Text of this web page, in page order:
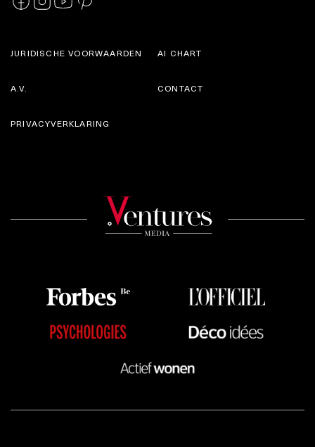
JURIDISCHE VOORWAARDEN
A.V.
AI CHART
CONTACT
PRIVACYVERKLARING